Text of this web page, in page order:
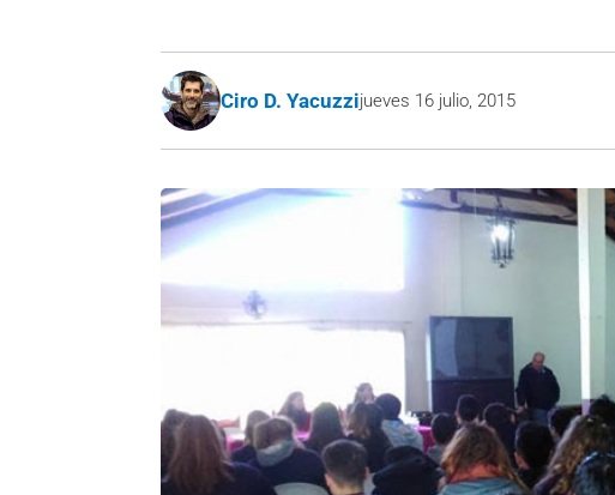
Ciro D. Yacuzzijueves 16 julio, 2015